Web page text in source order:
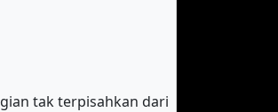
tak terpisahkan dari